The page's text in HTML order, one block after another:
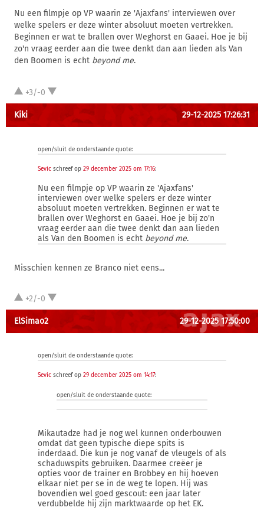
Nu een filmpje op VP waarin ze 'Ajaxfans' interviewen over
welke spelers er deze winter absoluut moeten vertrekken.
Beginnen er wat te brallen over Weghorst en Gaaei. Hoe je bij
zo'n vraag eerder aan die twee denkt dan aan lieden als Van
den Boomen is echt beyond me.
+3/-0
Kiki 29-12-2025 17:26:31
open/sluit de onderstaande quote:
Sevic schreef op 29 december 2025 om 17:16:
Nu een filmpje op VP waarin ze 'Ajaxfans'
interviewen over welke spelers er deze winter
absoluut moeten vertrekken. Beginnen er wat te
brallen over Weghorst en Gaaei. Hoe je bij zo'n
vraag eerder aan die twee denkt dan aan lieden
als Van den Boomen is echt beyond me.
Misschien kennen ze Branco niet eens...
+2/-0
ElSimao2 29-12-2025 17:50:00
open/sluit de onderstaande quote:
Sevic schreef op 29 december 2025 om 14:17:
open/sluit de onderstaande quote:
Mikautadze had je nog wel kunnen onderbouwen
omdat dat geen typische diepe spits is
inderdaad. Die kun je nog vanaf de vleugels of als
schaduwspits gebruiken. Daarmee creëer je
opties voor de trainer en Brobbey en hij hoeven
elkaar niet per se in de weg te lopen. Hij was
bovendien wel goed gescout: een jaar later
verdubbelde hij zijn marktwaarde op het EK.